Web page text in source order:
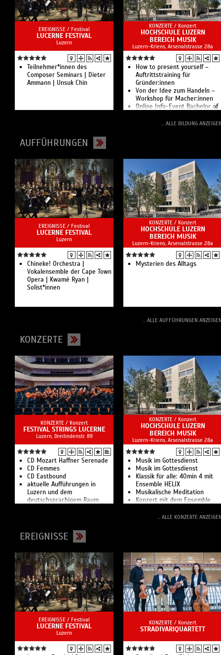
EREIGNISSE / Festival
LUCERNE FESTIVAL
Luzern
Teilnehmer*innen des
Composer Seminars | Dieter
Ammann | Unsuk Chin
KONZERTE / Konzert
HOCHSCHULE LUZERN
BEREICH MUSIK
Luzern-Kriens, Arsenalstrasse 28a
How to present yourself –
Auftrittstraining für
Gründer:innen
Von der Idee zum Handeln –
Workshop für Macher:innen
Online Info-Event Bachelor of
Vierte Fachtagung
Info-Tag Musik 2026
Studium an der Hochschule
Luzern - Musik
Weiterbildung
... ALLE BILDUNG
AUFFÜHRUNGEN
EREIGNISSE / Festival
LUCERNE FESTIVAL
Luzern
Chineke! Orchestra |
Vokalensemble der Cape Town
Opera | Kwamé Ryan |
Solist*innen
KONZERTE / Konzert
HOCHSCHULE LUZERN
BEREICH MUSIK
Luzern-Kriens, Arsenalstrasse 28a
Mysterien des Alltags
... ALLE AUFFÜHRUNGEN
KONZERTE
KONZERTE / Konzert
FESTIVAL STRINGS LUCERNE
Luzern, Dreilindenstr. 89
CD Mozart Haffner Serenade
CD Femmes
CD Eastbound
aktuelle Aufführungen in
Luzern und dem
deutschsprachigem Raum
KONZERTE / Konzert
HOCHSCHULE LUZERN
BEREICH MUSIK
Luzern-Kriens, Arsenalstrasse 28a
Musik im Gottesdienst
Musik im Gottesdienst
Klassik für alle: 40min 4 mit
Ensemble HELIX
Musikalische Meditation
Konzert mit dem Ensemble
Auftrittstraining für
Gründer:innen
Kirchweihkonzert – The Sound
of Baroque
Von der Idee zum Handeln –
Workshop für Macher:innen
Musik im Gottesdienst
Podium – Orgel
Musik im Gottesdienst
Online Info-Event Bachelor of
Arts/Musik und Bewegung
Vierte Fachtagung
... ALLE KONZERTE
EREIGNISSE
EREIGNISSE / Festival
LUCERNE FESTIVAL
Luzern
KONZERTE / Konzert
STRADIVARIQUARTETT